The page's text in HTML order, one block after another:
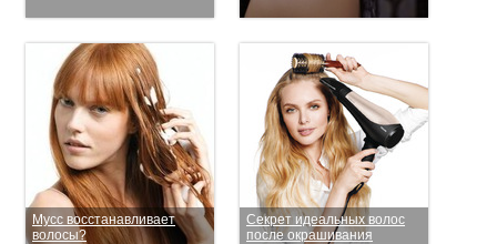
Мусс восстанавливает
волосы?
Секрет идеальных волос
после окрашивания